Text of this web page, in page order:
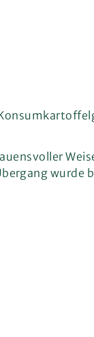
Weise